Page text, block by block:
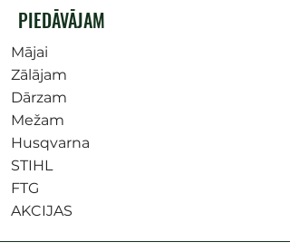
PIEDĀVĀJAM
Mājai
Zālājam
Dārzam
Mežam
Husqvarna
STIHL
FTG
AKCIJAS